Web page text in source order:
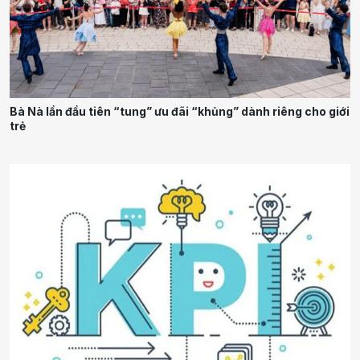
Bà Nà lần đầu tiên “tung” ưu đãi “khủng” dành riêng cho giới
trẻ